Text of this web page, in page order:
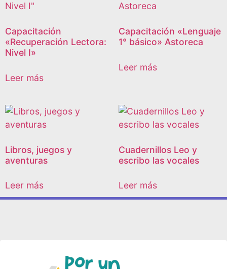
Capacitación
«Recuperación Lectora:
Nivel I»
Leer más
Capacitación «Lenguaje
1° básico» Astoreca
Leer más
Libros, juegos y
aventuras
Leer más
Cuadernillos Leo y
escribo las vocales
Leer más